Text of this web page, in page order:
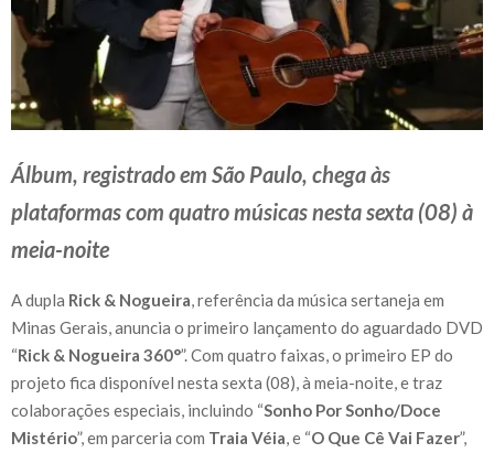
Álbum, registrado em São Paulo, chega às
plataformas com quatro músicas nesta sexta (08) à
meia-noite
A dupla Rick & Nogueira, referência da música sertaneja em
Minas Gerais, anuncia o primeiro lançamento do aguardado DVD
“Rick & Nogueira 360°”. Com quatro faixas, o primeiro EP do
projeto fica disponível nesta sexta (08), à meia-noite, e traz
colaborações especiais, incluindo “Sonho Por Sonho/Doce
Mistério”, em parceria com Traia Véia, e “O Que Cê Vai Fazer”,